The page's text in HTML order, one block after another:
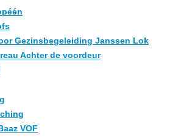
Gezinsbegeleiding Janssen Lok
Achter de voordeur
VOF